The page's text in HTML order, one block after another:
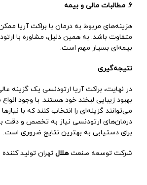
6. مطالبات مالی و بیمه
هزینه‌های مربوط به درمان با براکت آریا
متفاوت باشد. به همین دلیل، مشاوره با
بیمه‌ای بسیار مهم است.
نتیجه‌گیری
در نهایت، براکت آریا ارتودنسی یک گزینه
بهبود زیبایی لبخند خود هستند. با وجود
می‌توانند گزینه‌ای را انتخاب کنند که با
درمان‌های ارتودنسی نیاز به تخصص و دقت
برای دستیابی به بهترین نتایج ضروری است.
شركت توسعه صنعتهلال تهران توليد